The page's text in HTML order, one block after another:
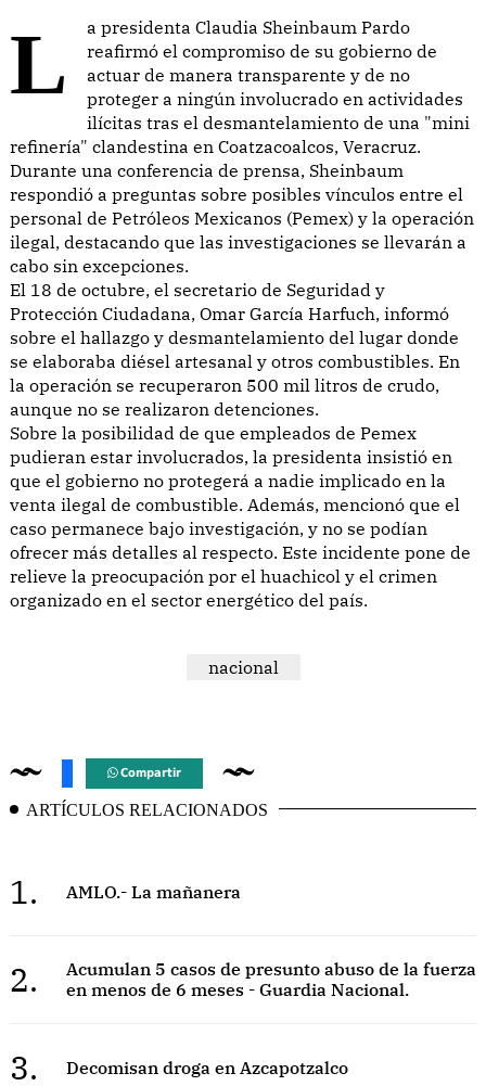
La presidenta Claudia Sheinbaum Pardo
reafirmó el compromiso de su gobierno de
actuar de manera transparente y de no
proteger a ningún involucrado en actividades
ilícitas tras el desmantelamiento de una "mini
refinería" clandestina en Coatzacoalcos, Veracruz.
Durante una conferencia de prensa, Sheinbaum
respondió a preguntas sobre posibles vínculos entre el
personal de Petróleos Mexicanos (Pemex) y la operación
ilegal, destacando que las investigaciones se llevarán a
cabo sin excepciones.
El 18 de octubre, el secretario de Seguridad y
Protección Ciudadana, Omar García Harfuch, informó
sobre el hallazgo y desmantelamiento del lugar donde
se elaboraba diésel artesanal y otros combustibles. En
la operación se recuperaron 500 mil litros de crudo,
aunque no se realizaron detenciones.
Sobre la posibilidad de que empleados de Pemex
pudieran estar involucrados, la presidenta insistió en
que el gobierno no protegerá a nadie implicado en la
venta ilegal de combustible. Además, mencionó que el
caso permanece bajo investigación, y no se podían
ofrecer más detalles al respecto. Este incidente pone de
relieve la preocupación por el huachicol y el crimen
organizado en el sector energético del país.
nacional
Compartir
ARTÍCULOS RELACIONADOS
1. AMLO.- La mañanera
2.
Acumulan 5 casos de presunto abuso de la fuerza
en menos de 6 meses - Guardia Nacional.
3. Decomisan droga en Azcapotzalco